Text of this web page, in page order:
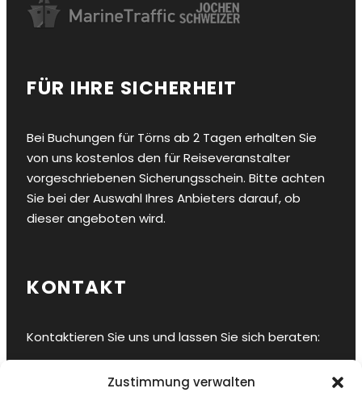
Zustimmung verwalten
FÜR IHRE SICHERHEIT
Bei Buchungen für Törns ab 2 Tagen erhalten Sie
von uns kostenlos den für Reiseveranstalter
vorgeschriebenen Sicherungsschein. Bitte achten
Sie bei der Auswahl Ihres Anbieters darauf, ob
dieser angeboten wird.
KONTAKT
Kontaktieren Sie uns und lassen Sie sich beraten:
Hansestadt Stralsund